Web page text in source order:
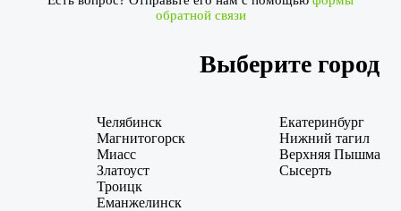
обратной связи
Выберите город
Челябинск
Магнитогорск
Миасс
Златоуст
Троицк
Еманжелинск
Екатеринбург
Нижний тагил
Верхняя Пышма
Сысерть